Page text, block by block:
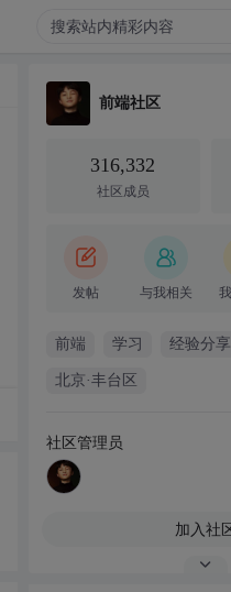
前端社区
316,332
社区成员
发帖 与我相关
前端 学习 经验分享
北京·丰台区
社区管理员
加入社